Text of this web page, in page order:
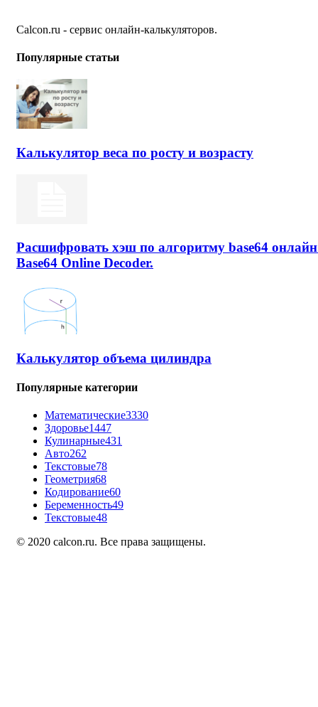
Calcon.ru - сервис онлайн-калькуляторов.
Популярные статьи
Калькулятор веса по росту и возрасту
Расшифровать хэш по алгоритму base64
Base64 Online Decoder.
Калькулятор объема цилиндра
Популярные категории
Математические3330
Здоровье1447
Кулинарные431
Авто262
Текстовые78
Геометрия68
Кодирование60
Беременность49
Текстовые48
© 2020 calcon.ru. Все права защищены.